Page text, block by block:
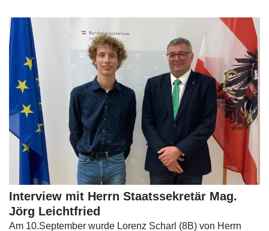
Interview mit Herrn Staatssekretär Mag.
Jörg Leichtfried
Am 10.September wurde Lorenz Scharl (8B) von Herrn